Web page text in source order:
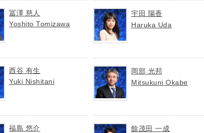
冨澤 慈人
Yoshito Tomizawa
宇田 陽香
Haruka Uda
西谷 有生
Yuki Nishitani
岡部 光邦
Mitsukuni Okabe
福島 悠介
餘茂田 一成